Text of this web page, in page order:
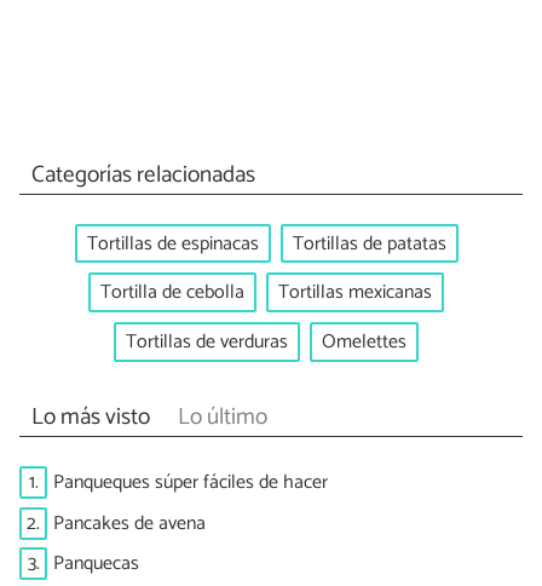
Categorías relacionadas
Tortillas de espinacas
Tortillas de patatas
Tortilla de cebolla
Tortillas mexicanas
Tortillas de verduras
Omelettes
Lo más visto Lo último
1. Panqueques súper fáciles de hacer
2. Pancakes de avena
3. Panquecas